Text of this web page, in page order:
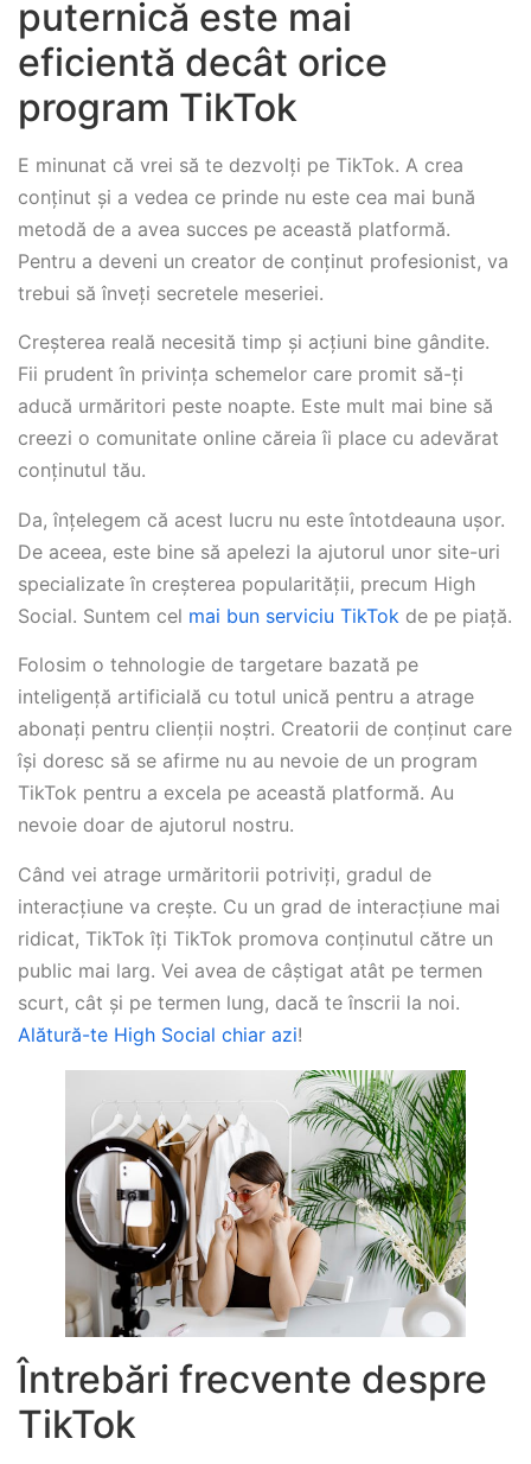
puternică este mai
eficientă decât orice
program TikTok
E minunat că vrei să te dezvolți pe TikTok. A crea
conținut și a vedea ce prinde nu este cea mai bună
metodă de a avea succes pe această platformă.
Pentru a deveni un creator de conținut profesionist, va
trebui să înveți secretele meseriei.
Creșterea reală necesită timp și acțiuni bine gândite.
Fii prudent în privința schemelor care promit să-ți
aducă urmăritori peste noapte. Este mult mai bine să
creezi o comunitate online căreia îi place cu adevărat
conținutul tău.
Da, înțelegem că acest lucru nu este întotdeauna ușor.
De aceea, este bine să apelezi la ajutorul unor site-uri
specializate în creșterea popularității, precum High
Social. Suntem cel mai bun serviciu TikTok de pe piață.
Folosim o tehnologie de targetare bazată pe
inteligență artificială cu totul unică pentru a atrage
abonați pentru clienții noștri. Creatorii de conținut care
își doresc să se afirme nu au nevoie de un program
TikTok pentru a excela pe această platformă. Au
nevoie doar de ajutorul nostru.
Când vei atrage urmăritorii potriviți, gradul de
interacțiune va crește. Cu un grad de interacțiune mai
ridicat, TikTok îți TikTok promova conținutul către un
public mai larg. Vei avea de câștigat atât pe termen
scurt, cât și pe termen lung, dacă te înscrii la noi.
Alătură-te High Social chiar azi!
Întrebări frecvente despre
TikTok